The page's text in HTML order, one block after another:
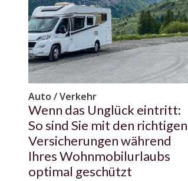
Auto / Verkehr
Wenn das Unglück eintritt:
So sind Sie mit den richtigen
Versicherungen während
Ihres Wohnmobilurlaubs
optimal geschützt